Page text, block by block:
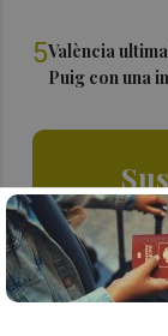
5València
Puig con una